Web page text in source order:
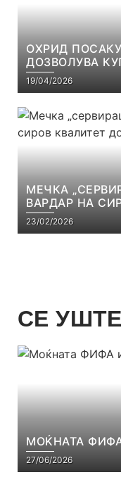
ОХРИД
ДОЗВОЛУВА
ОД СКОПЈЕ
19/04/2026
МЕЧКА
ВАРДАР НА
ВО
23/02/2026
СЕ
МОЌНАТА
27/06/2026